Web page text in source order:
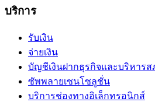
บริการ
รับเงิน
จ่ายเงิน
บัญชีเงินฝากธุรกิจและบริหาร
ซัพพลายเซนโซลูชั่น
บริการช่องทางอิเล็กทรอนิกส์